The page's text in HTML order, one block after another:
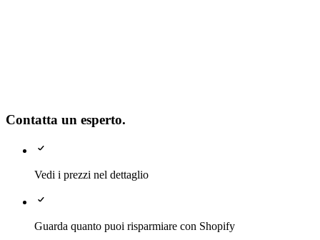
Contatta un esperto.
Vedi i prezzi nel dettaglio
Guarda quanto puoi risparmiare con Shopify